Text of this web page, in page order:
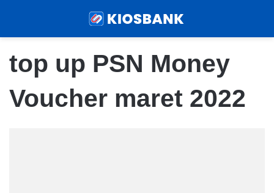
top up PSN Money
Voucher maret 2022